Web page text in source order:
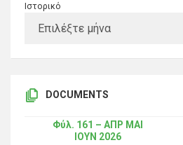
Ιστορικό
DOCUMENTS
Φύλ. 161 – ΑΠΡ ΜΑΙ
ΙΟΥΝ 2026